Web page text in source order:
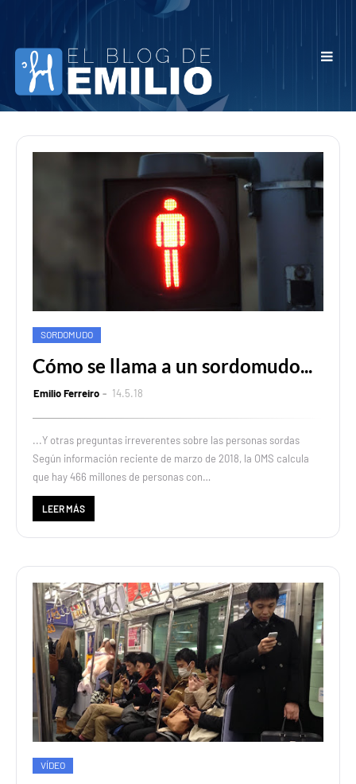
SORDOMUDO
Cómo se llama a un sordomudo...
Emilio Ferreiro 14.5.18
...Y otras preguntas irreverentes sobre las personas sordas
Según información reciente de marzo de 2018, la OMS calcula
que hay 466 millones de personas con…
LEER MÁS
VÍDEO